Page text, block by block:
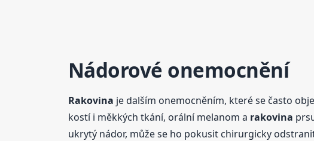
Nádorové onemocnění
Rakovina je dalším onemocněním, které se často
kostí i měkkých tkání, orální melanom a rakovina
ukrytý nádor, může se ho pokusit chirurgicky